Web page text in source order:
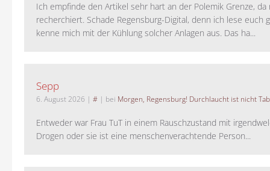
Ich empfinde den Artikel sehr hart an der Polemik Grenze,
recherchiert. Schade Regensburg-Digital, denn ich lese euch
kenne mich mit der Kühlung solcher Anlagen aus. Das ha...
Sepp
6. August 2026 | # | bei Morgen, Regensburg! Durchlaucht ist nicht
Entweder war Frau TuT in einem Rauschzustand mit
Drogen oder sie ist eine menschenverachtende Person...